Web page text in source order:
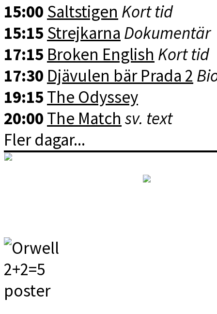
15:00 Saltstigen Kort tid
15:15 Strejkarna Dokumentär
17:15 Broken English Kort tid
17:30 Djävulen bär Prada 2
19:15 The Odyssey
20:00 The Match sv. text
Fler dagar...